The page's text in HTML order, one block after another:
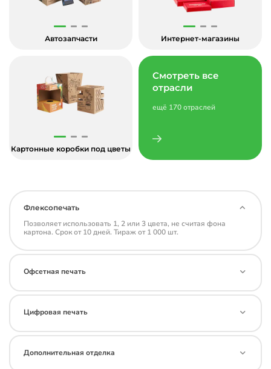
Автозапчасти Интернет-магазины
Картонные коробки под цветы
Смотреть все
отрасли
ещё 170 отраслей
Флексопечать
Позволяет использовать 1, 2 или 3 цвета, не считая фона
картона. Срок от 10 дней. Тираж от 1 000 шт.
Офсетная печать
Цифровая печать
Дополнительная отделка